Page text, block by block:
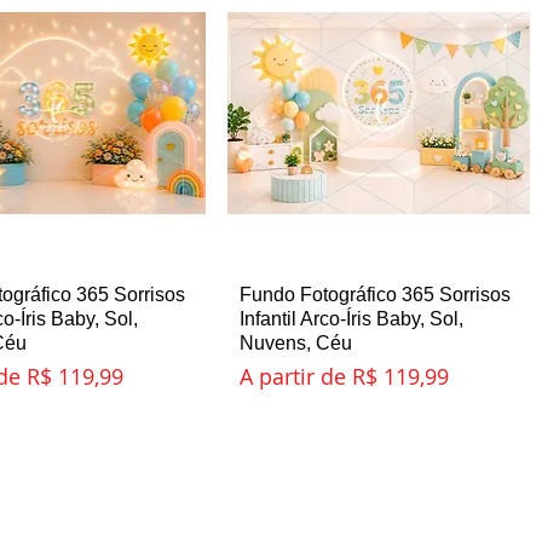
rápida
365 Sorrisos
Íris Baby, Sol,
R$ 119,99
Visualização rápida
Fundo Fotográfico 365 Sorrisos
Infantil Arco-Íris Baby, Sol,
Nuvens, Céu
A partir de R$ 119,99
Preço promocional